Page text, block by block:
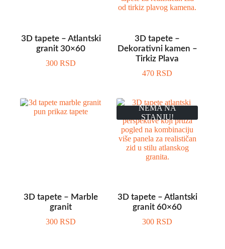
3D tapete – Atlantski
granit 30×60
300RSD
3D tapete –
Dekorativni kamen –
Tirkiz Plava
470RSD
3D tapete – Marble
granit
300RSD
NEMA NA
STANJU!
3D tapete – Atlantski
granit 60×60
300RSD